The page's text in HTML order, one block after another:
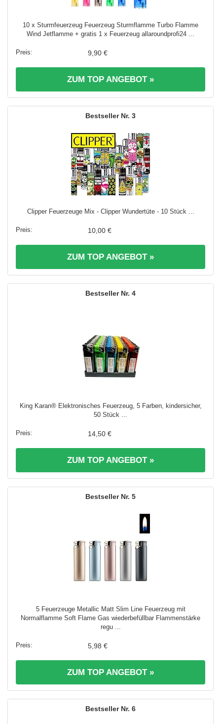
10 x Sturmfeuerzeug Feuerzeug Sturmflamme Turbo Flamme
Wind Jetflamme + gratis 1 x Feuerzeug allaroundprofi24 ...
9,90 €
ZUM TOP ANGEBOT »
3
Clipper Feuerzeuge Mix - Clipper Wundertüte - 10 Stück ...
10,00 €
ZUM TOP ANGEBOT »
4
King Karan® Elektronisches Feuerzeug, 5 Farben, kindersicher,
50 Stück ...
14,50 €
ZUM TOP ANGEBOT »
5
5 Feuerzeuge Metallic Matt Slim Line Feuerzeug mit
Normalflamme Soft Flame Gas wiederbefüllbar Flammenstärke
regu ...
5,98 €
ZUM TOP ANGEBOT »
6